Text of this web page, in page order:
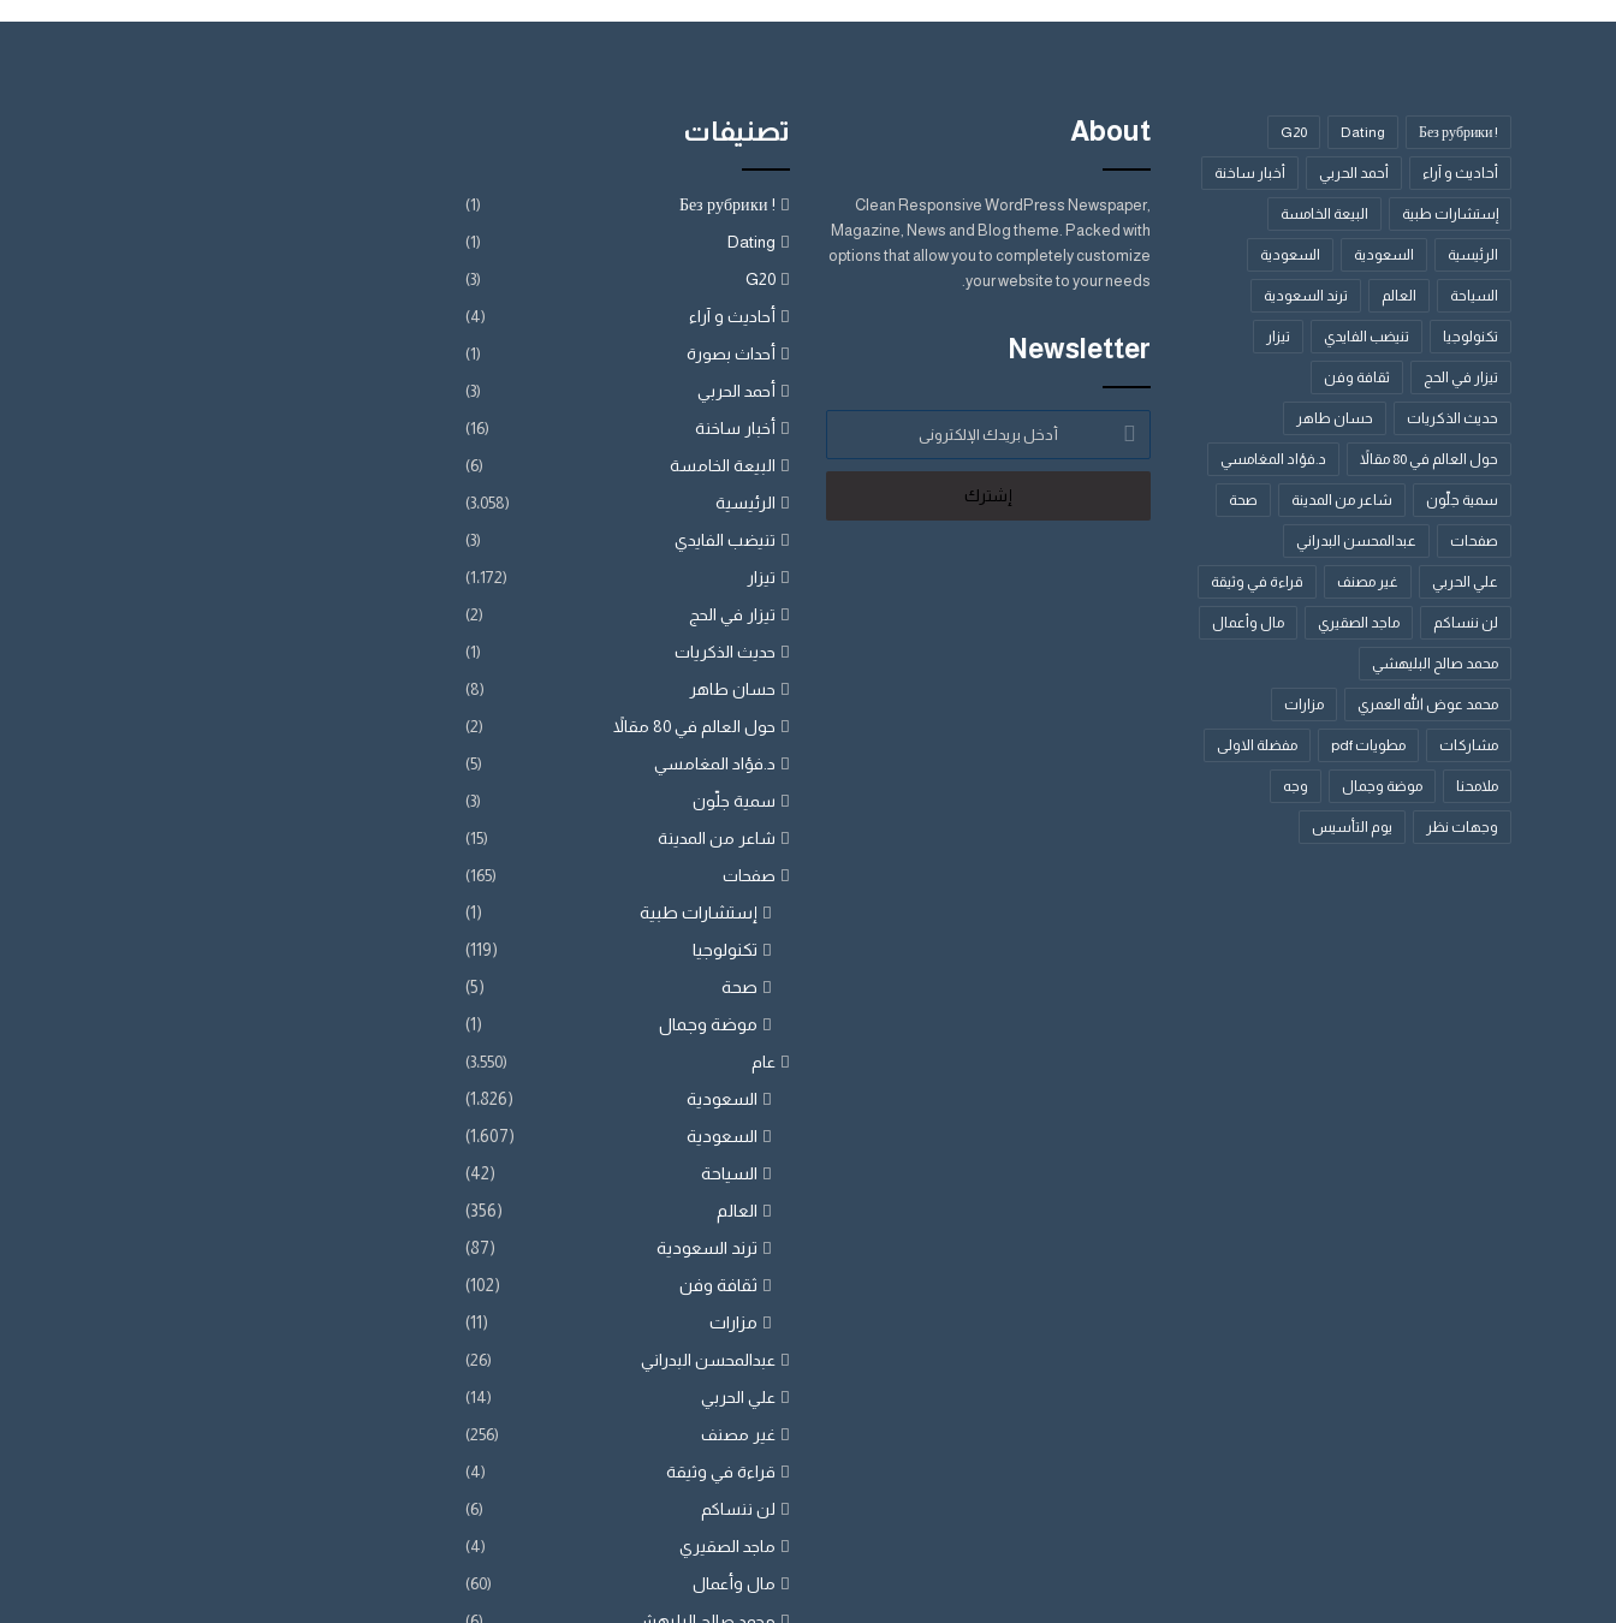
! Без рубрики
Dating
G20
أحاديث و آراء أحمد الحربي أخبار ساخنة
إستشارات طبية البيعة الخامسة
الرئيسية السعودية السعودية
السياحة العالم ترند السعودية
تكنولوجيا تنيضب الفايدي تيزار
تيزار في الحج ثقافة وفن
حديث الذكريات حسان طاهر
حول العالم في 80 مقالاً د.فؤاد المغامسي
سمية جلّون شاعر من المدينة صحة
صفحات عبدالمحسن البدراني
علي الحربي غير مصنف قراءة في وثيقة
لن ننساكم ماجد الصقيري مال وأعمال
محمد صالح البليهشي
محمد عوض الله العمري مزارات
مشاركات مطويات pdf مفضلة الاولى
ملامحنا موضة وجمال وجه
وجهات نظر يوم التأسيس
About
Clean Responsive WordPress Newspaper,
Magazine, News and Blog theme. Packed with
options that allow you to completely customize
your website to your needs.
Newsletter
أدخل
بريدك
الإلكتروني
تصنيفات
! Без рубрики
(1)
Dating
(1)
G20
(3)
أحاديث و آراء (4)
أحداث بصورة (1)
أحمد الحربي (3)
أخبار ساخنة (16)
البيعة الخامسة (6)
الرئيسية (3٬058)
تنيضب الفايدي (3)
تيزار (1٬172)
تيزار في الحج (2)
حديث الذكريات (1)
حسان طاهر (8)
حول العالم في 80 مقالاً (2)
د.فؤاد المغامسي (5)
سمية جلّون (3)
شاعر من المدينة (15)
صفحات (165)
إستشارات طبية
(1)
تكنولوجيا
(119)
صحة
(5)
موضة وجمال
(1)
عام (3٬550)
السعودية
(1٬826)
السعودية
(1٬607)
السياحة
(42)
العالم
(356)
ترند السعودية
(87)
ثقافة وفن
(102)
مزارات
(11)
عبدالمحسن البدراني (26)
علي الحربي (14)
غير مصنف (256)
قراءة في وثيقة (4)
لن ننساكم (6)
ماجد الصقيري (4)
مال وأعمال (60)